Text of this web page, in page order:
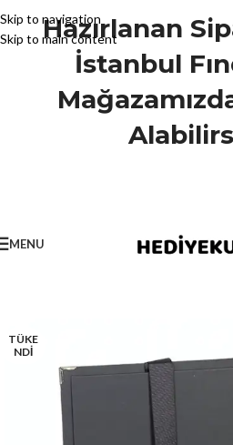
Skip to navigation
Skip to main content
Hazırlanan
İstanbul
MENU
TÜKE
NDİ